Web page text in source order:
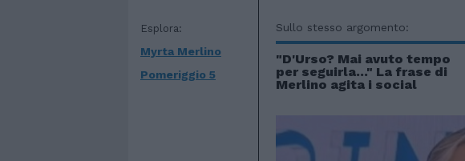
Esplora:
Myrta Merlino
Pomeriggio 5
Sullo stesso argomento:
"D'Urso? Mai avuto tempo
per seguirla..." La frase di
Merlino agita i social